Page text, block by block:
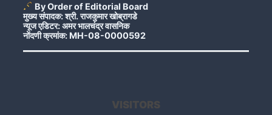
By Order of Editorial Board
मुख्य संपादक: श्री. राजकुमार खोब्रागडे
न्यूज एडिटर: अमर भालचंद्र वासनिक
नोंदणी क्रमांक: MH-08-0000592
VISITORS